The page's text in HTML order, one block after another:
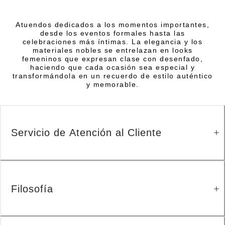
Atuendos dedicados a los momentos importantes,
desde los eventos formales hasta las
celebraciones más íntimas. La elegancia y los
materiales nobles se entrelazan en looks
femeninos que expresan clase con desenfado,
haciendo que cada ocasión sea especial y
transformándola en un recuerdo de estilo auténtico
y memorable.
Servicio de Atención al Cliente
Filosofía